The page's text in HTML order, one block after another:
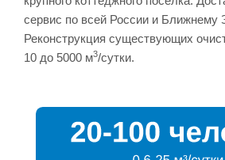
сервис по всей России и Ближнему
Реконструкция существующих
10 до 5000 м3/сутки.